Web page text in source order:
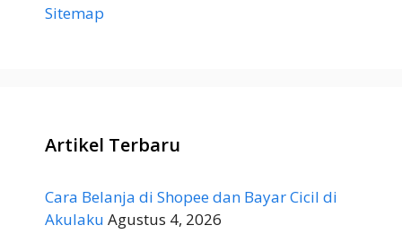
Sitemap
Artikel Terbaru
Cara Belanja di Shopee dan Bayar Cicil di
Akulaku Agustus 4, 2026